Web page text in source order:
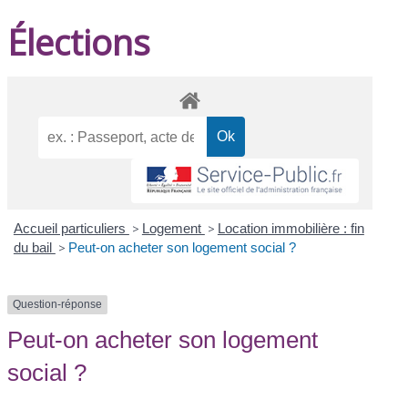
Élections
Accueil particuliers > Logement > Location immobilière : fin
du bail > Peut-on acheter son logement social ?
Question-réponse
Peut-on acheter son logement
social ?